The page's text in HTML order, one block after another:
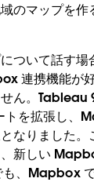
のマップを作
ついて話す
連携機能が
ん。Tableau
を拡張し、
なりました。
新しい
、Mapbox